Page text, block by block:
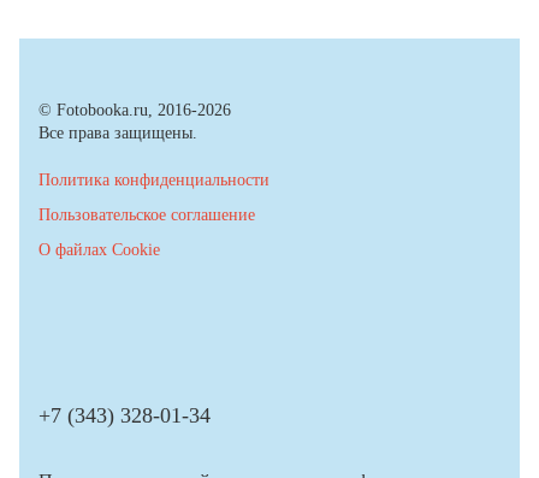
© Fotobooka.ru, 2016-2026
Все права защищены.
Политика конфиденциальности
Пользовательское соглашение
О файлах Cookie
+7 (343) 328-01-34